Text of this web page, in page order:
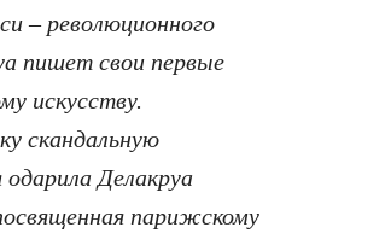
– революционного
пишет свои первые
искусству.
скандальную
Делакруа
парижскому